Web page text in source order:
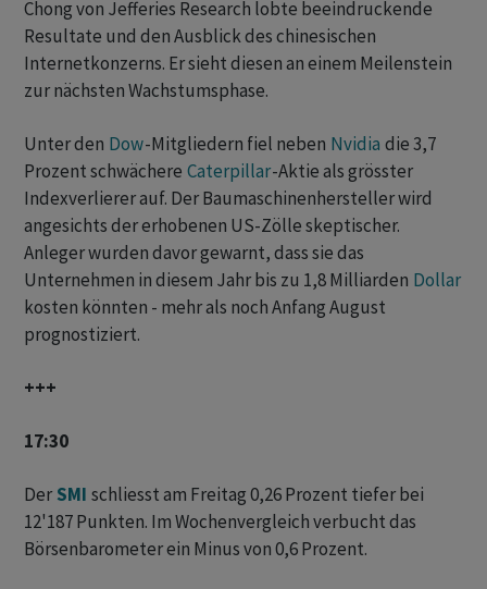
Chong von Jefferies Research lobte beeindruckende
Resultate und den Ausblick des chinesischen
Internetkonzerns. Er sieht diesen an einem Meilenstein
zur nächsten Wachstumsphase.
Unter den Dow-Mitgliedern fiel neben Nvidia die 3,7
Prozent schwächere Caterpillar-Aktie als grösster
Indexverlierer auf. Der Baumaschinenhersteller wird
angesichts der erhobenen US-Zölle skeptischer.
Anleger wurden davor gewarnt, dass sie das
Unternehmen in diesem Jahr bis zu 1,8 Milliarden Dollar
kosten könnten - mehr als noch Anfang August
prognostiziert.
+++
17:30
Der SMI schliesst am Freitag 0,26 Prozent tiefer bei
12'187 Punkten. Im Wochenvergleich verbucht das
Börsenbarometer ein Minus von 0,6 Prozent.